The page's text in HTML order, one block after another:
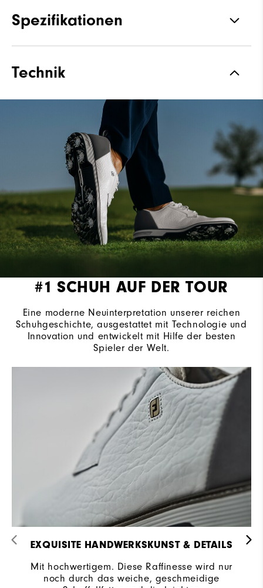
Spezifikationen
Schnürsystem Traditional
Spiked
Most Stable
Dämpfung
Technik
#1 SCHUH AUF DER TOUR
Eine moderne Neuinterpretation unserer reichen
Schuhgeschichte, ausgestattet mit Technologie und
Innovation und entwickelt mit Hilfe der besten
Spieler der Welt.
EXQUISITE HANDWERKSKUNST & DETAILS
Mit hochwertigem. Diese Raffinesse wird nur
noch durch das weiche, geschmeidige